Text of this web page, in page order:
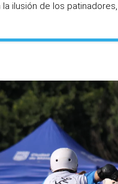
ilusión de los